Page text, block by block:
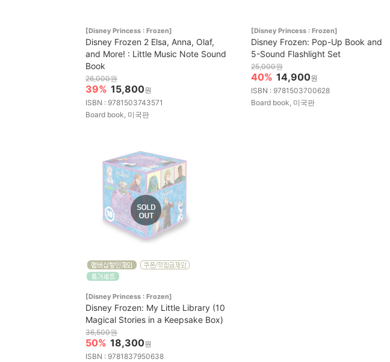
[Disney Princess : Frozen]
Disney Frozen 2 Elsa, Anna, Olaf,
and More! : Little Music Note Sound
Book
26,000원
39% 15,800원
ISBN : 9781503743571
Board book, 미국판
[Disney Princess : Frozen]
Disney Frozen: Pop-Up Book and
5-Sound Flashlight Set
25,000원
40% 14,900원
ISBN : 9781503700628
Board book, 미국판
[Disney Princess : Frozen]
Disney Frozen: My Little Library (10
Magical Stories in a Keepsake Box)
36,500원
50% 18,300원
ISBN : 9781837950638